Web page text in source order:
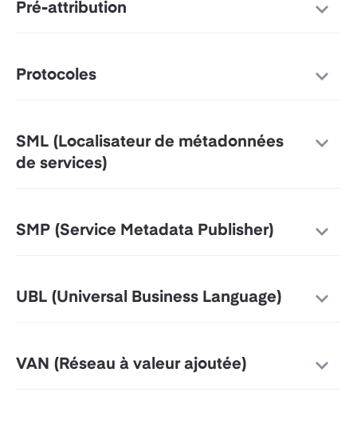
Pré-attribution
Protocoles
SML (Localisateur de métadonnées
de services)
SMP (Service Metadata Publisher)
UBL (Universal Business Language)
VAN (Réseau à valeur ajoutée)